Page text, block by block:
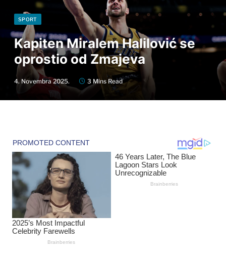
SPORT
Kapiten Miralem Halilović se
oprostio od Zmajeva
4. Novembra 2025. 3 Mins Read